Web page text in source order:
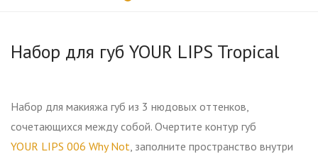
Набор для губ YOUR LIPS Tropical
Набор для макияжа губ из 3 нюдовых оттенков,
сочетающихся между собой. Очертите контур губ
YOUR LIPS 006 Why Not, заполните пространство внутри